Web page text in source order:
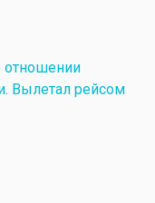
отношении
Вылетал рейсом